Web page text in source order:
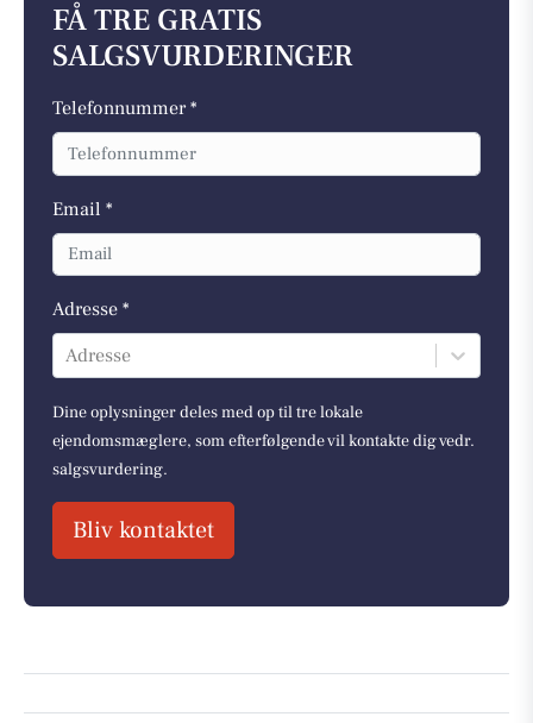
FÅ TRE GRATIS
SALGSVURDERINGER
Telefonnummer *
Email *
Adresse *
Adresse
Dine oplysninger deles med op til tre lokale
ejendomsmæglere, som efterfølgende vil kontakte dig vedr.
salgsvurdering.
Bliv kontaktet